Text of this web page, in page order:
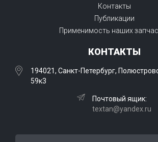
Контакты
Публикации
Применимость наших
КОНТАКТЫ
194021, Санкт-Петербург,
59к3
Почтовый ящик:
textan@yandex.ru